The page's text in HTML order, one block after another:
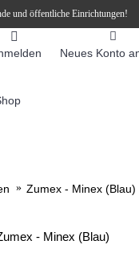
und öffentliche Einrichtungen!
Neues Konto
Zumex - Minex (Blau)
- Minex (Blau)